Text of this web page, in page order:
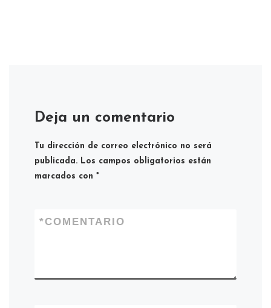
Deja un comentario
Tu dirección de correo electrónico no será
publicada. Los campos obligatorios están
marcados con*
COMENTARIO
*